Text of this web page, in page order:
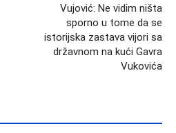
Vujović: Ne vidim ništa
sporno u tome da se
istorijska zastava vijori sa
državnom na kući Gavra
Vukovića